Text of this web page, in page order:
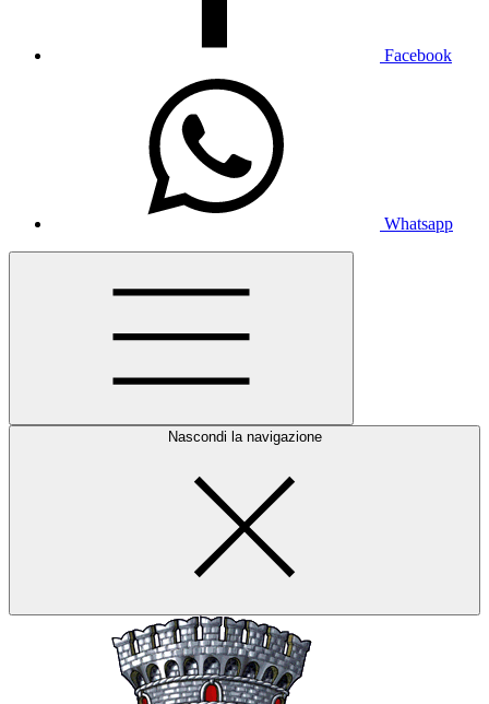
Facebook
Whatsapp
Nascondi la navigazione